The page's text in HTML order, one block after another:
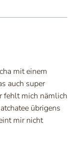
mit einem
auch super
fehlt mich nämlich
übrigens
mir nicht